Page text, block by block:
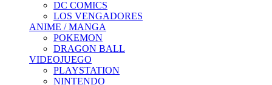
DC COMICS
LOS VENGADORES
ANIME / MANGA
POKEMON
DRAGON BALL
VIDEOJUEGO
PLAYSTATION
NINTENDO